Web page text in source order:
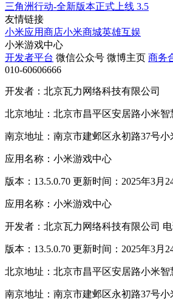
三角洲行动-全新版本正式上线 3.5
友情链接
小米应用商店小米商城英雄互娱
小米游戏中心
开发者平台 微信公众号 微博主页 商务
010-60606666
开发者：北京瓦力网络科技有限公司
北京地址：北京市昌平区安居路小米智
南京地址：南京市建邺区永初路37号小
应用名称：小米游戏中心
版本：13.5.0.70 更新时间：2025年3月
应用名称：小米游戏中心
开发者：北京瓦力网络科技有限公司 电
版本：13.5.0.70 更新时间：2025年3月
北京地址：北京市昌平区安居路小米智
南京地址：南京市建邺区永初路37号小